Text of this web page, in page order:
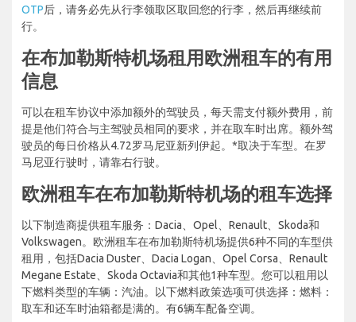
OTP后，请务必先从行李领取区取回您的行李，然后再继续前
行。
在布加勒斯特机场租用欧洲租车的有用
信息
可以在租车协议中添加额外的驾驶员，每天需支付额外费用，前
提是他们符合与主驾驶员相同的要求，并在取车时出席。额外驾
驶员的每日价格从4.72罗马尼亚新列伊起。*取决于车型。在罗
马尼亚行驶时，请靠右行驶。
欧洲租车在布加勒斯特机场的租车选择
以下制造商提供租车服务：Dacia、Opel、Renault、Skoda和
Volkswagen。欧洲租车在布加勒斯特机场提供6种不同的车型供
租用，包括Dacia Duster、Dacia Logan、Opel Corsa、Renault
Megane Estate、Skoda Octavia和其他1种车型。您可以租用以
下燃料类型的车辆：汽油。以下燃料政策选项可供选择：燃料：
取车和还车时油箱都是满的。有6辆车配备空调。